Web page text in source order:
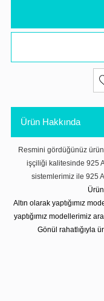
Ürün Hakkında
Resmini gördüğünüz ürün
işçiliği kalitesinde 925
sistemlerimiz ile 925
Altın olarak yaptığımız
yaptığımız modellerimiz
Gönül rahatlığıyla